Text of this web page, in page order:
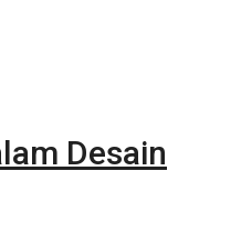
Desain